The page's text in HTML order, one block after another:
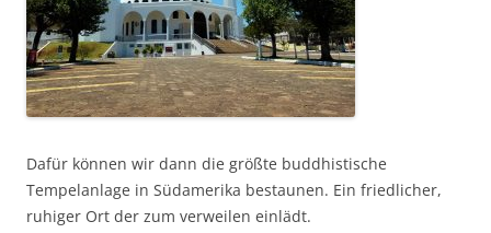
Dafür können wir dann die größte buddhistische
Tempelanlage in Südamerika bestaunen. Ein friedlicher,
ruhiger Ort der zum verweilen einlädt.